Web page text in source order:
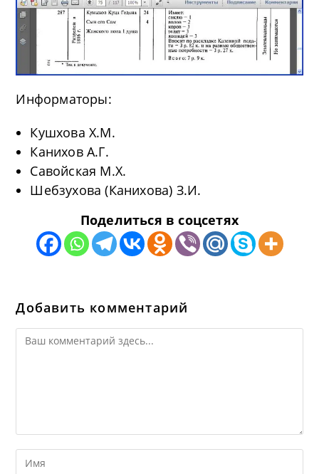
Информаторы:
Кушхова Х.М.
Канихов А.Г.
Савойская М.Х.
Шебзухова (Канихова) З.И.
Поделиться в соцсетях
Добавить комментарий